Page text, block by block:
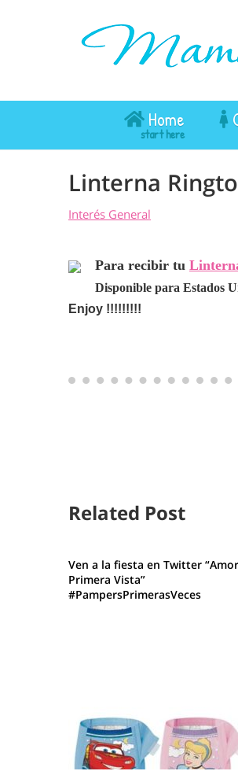
Home
Linterna
Interés General
Para recibir tu
Disponible para Estados
Enjoy !!!!!!!!!
Related Post
Ven a la fiesta en Twitter
Primera Vista”
#PampersPrimerasVeces